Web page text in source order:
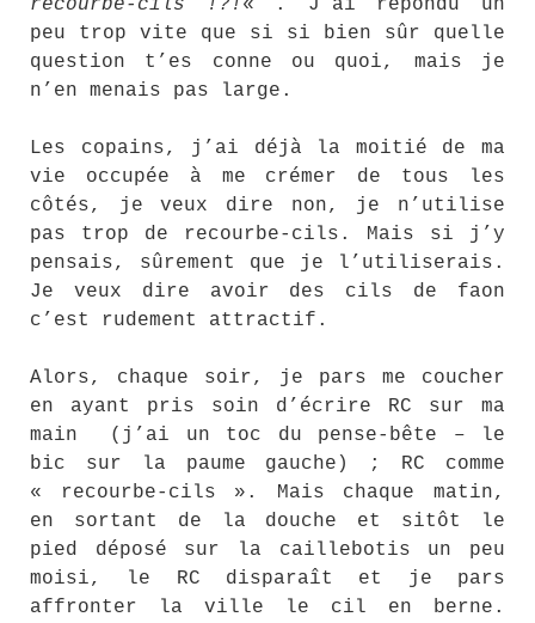
recourbe-cils !?! « . J’ai répondu un
peu trop vite que si si bien sûr quelle
question t’es conne ou quoi, mais je
n’en menais pas large.
Les copains, j’ai déjà la moitié de ma
vie occupée à me crémer de tous les
côtés, je veux dire non, je n’utilise
pas trop de recourbe-cils. Mais si j’y
pensais, sûrement que je l’utiliserais.
Je veux dire avoir des cils de faon
c’est rudement attractif.
Alors, chaque soir, je pars me coucher
en ayant pris soin d’écrire RC sur ma
main (j’ai un toc du pense-bête – le
bic sur la paume gauche) ; RC comme
« recourbe-cils ». Mais chaque matin,
en sortant de la douche et sitôt le
pied déposé sur la caillebotis un peu
moisi, le RC disparaît et je pars
affronter la ville le cil en berne.